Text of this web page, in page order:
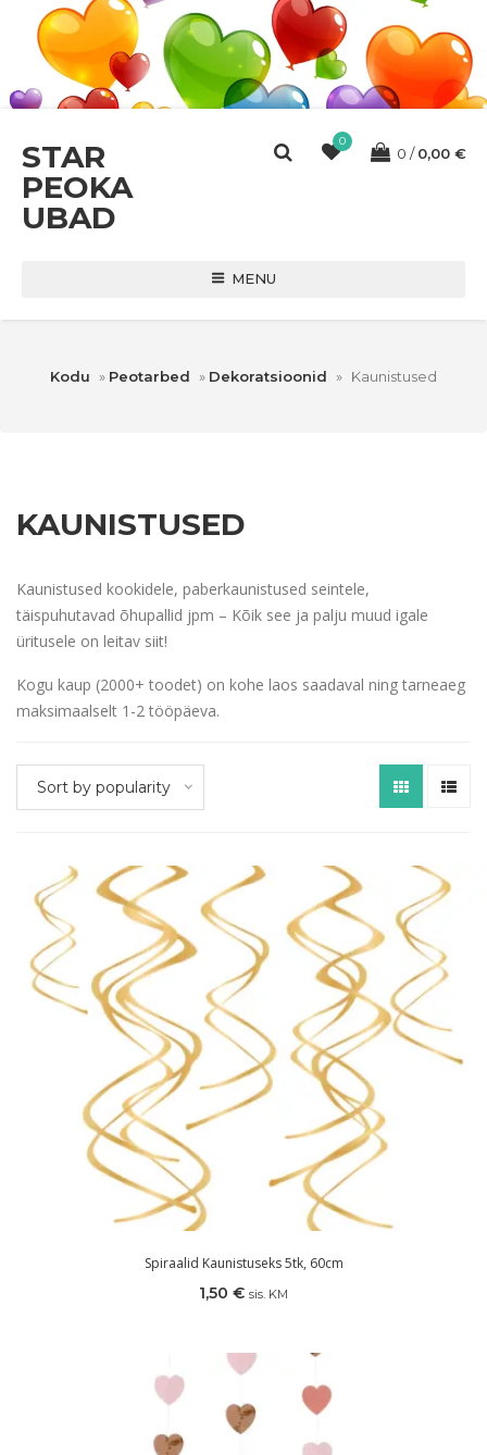
STAR
PEOKA
UBAD
0
0 0,00 €
MENU
Kodu » Peotarbed » Dekoratsioonid » Kaunistused
KAUNISTUSED
Kaunistused kookidele, paberkaunistused seintele,
täispuhutavad õhupallid jpm – Kõik see ja palju muud igale
üritusele on leitav siit!
Kogu kaup (2000+ toodet) on kohe laos saadaval ning tarneaeg
maksimaalselt 1-2 tööpäeva.
Sort by popularity
Spiraalid Kaunistuseks 5tk, 60cm
1,50 € sis. KM